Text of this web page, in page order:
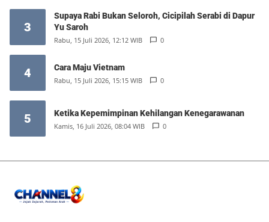
3
Supaya Rabi Bukan Seloroh, Cicipilah Serabi di Dapur
Yu Saroh
Rabu, 15 Juli 2026, 12:12 WIB 0
4 Cara Maju Vietnam
Rabu, 15 Juli 2026, 15:15 WIB 0
5 Ketika Kepemimpinan Kehilangan Kenegarawanan
Kamis, 16 Juli 2026, 08:04 WIB 0